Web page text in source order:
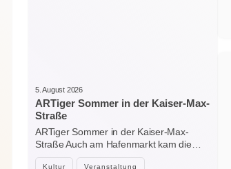
Kultur Veranstaltung
5. August 2026
ARTiger Sommer in der Kaiser-Max-
Straße
ARTiger Sommer in der Kaiser-Max-
Straße Auch am Hafenmarkt kam die…